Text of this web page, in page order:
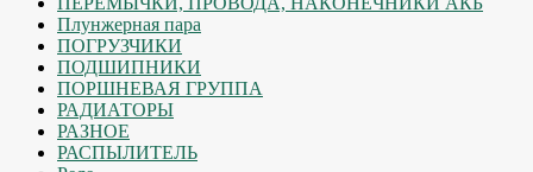
Плунжерная пара
ПОГРУЗЧИКИ
ПОДШИПНИКИ
ПОРШНЕВАЯ ГРУППА
РАДИАТОРЫ
РАЗНОЕ
РАСПЫЛИТЕЛЬ